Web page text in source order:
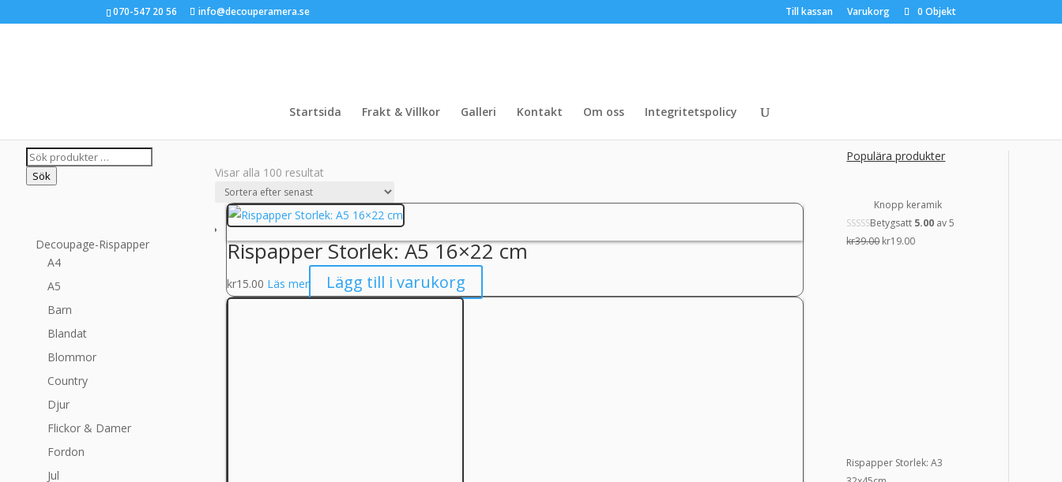
070-547 20 56 info@decouperamera.se Till kassan Varukorg 0 Objekt
Startsida Frakt & Villkor Galleri Kontakt Om oss Integritetspolicy
Sök
efter:
Sök
Decoupage-Rispapper
A4
A5
Barn
Blandat
Blommor
Country
Djur
Flickor & Damer
Fordon
Jul
Visar alla 100 resultatSortera
senaste
Rispapper Storlek: A5 16×22 cm
kr15.00 Läs mer Lägg till i varukorg
Populära produkter
Knopp keramik
Betygsatt 5.00 av 5
kr39.00 Det
kr19.00Det
Rispapper Storlek: A3